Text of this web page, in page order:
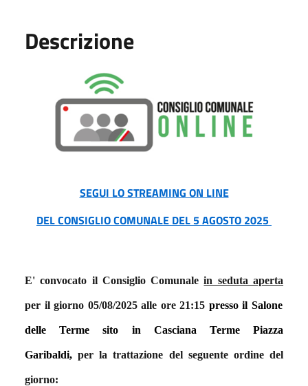
Descrizione
SEGUI LO STREAMING ON LINE
DEL CONSIGLIO COMUNALE DEL 5 AGOSTO 2025
E' convocato il Consiglio Comunale in seduta aperta
per il giorno 05/08/2025alle ore 21:15 presso il Salone
delle Terme sito in Casciana Terme Piazza
Garibaldi, per la trattazione del seguente ordine del
giorno: